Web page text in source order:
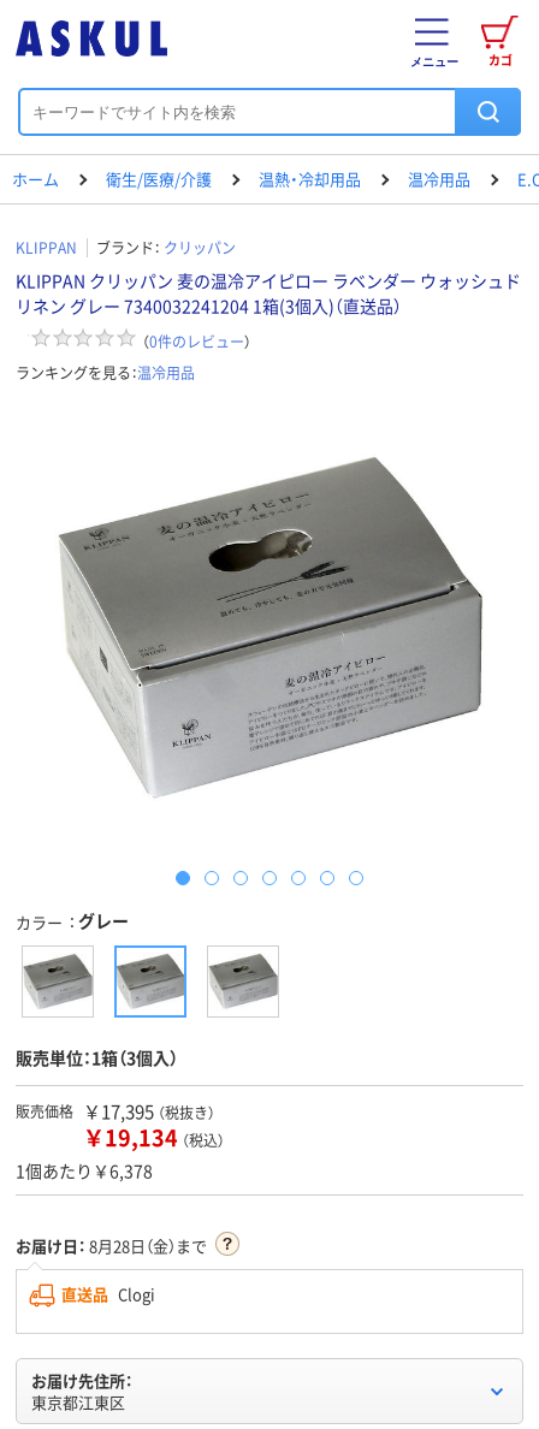
カゴ
メニュー
ホーム 衛生/医療/介護 温熱・冷却用品 温冷用品
KLIPPAN ブランド： クリッパン
KLIPPAN クリッパン 麦の温冷アイピロー ラベンダー ウォッシュド
リネン グレー 7340032241204 1箱(3個入)（直送品）
（0件のレビュー）
ランキングを見る：温冷用品
カラー グレー
販売単位：1箱（3個入）
販売価格 ￥17,395 （税抜き）
￥19,134 （税込）
1個あたり￥6,378
お届け日： 8月28日（金）まで
直送品 Clogi
お届け先住所：
東京都江東区